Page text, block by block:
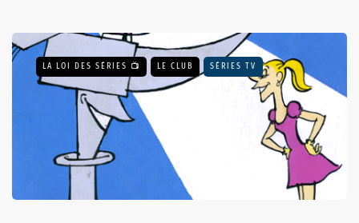
LA LOI DES SÉRIES 📺 LE CLUB SÉRIES TV